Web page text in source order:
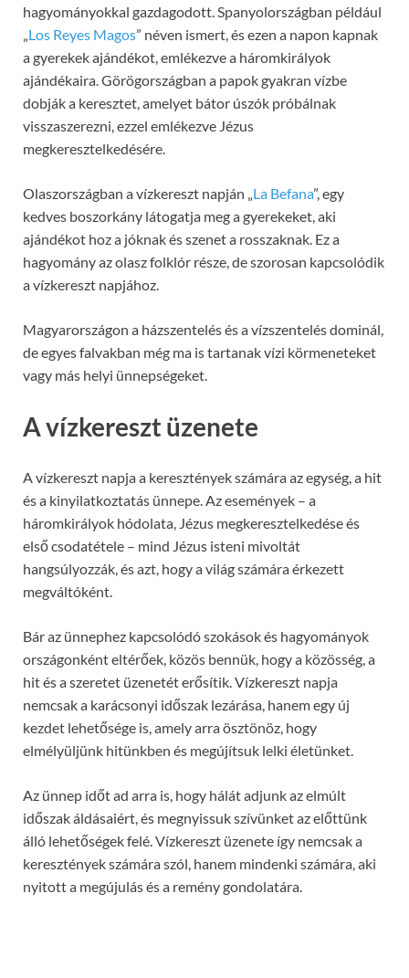
hagyományokkal gazdagodott. Spanyolországban például
„Los Reyes Magos” néven ismert, és ezen a napon kapnak
a gyerekek ajándékot, emlékezve a háromkirályok
ajándékaira. Görögországban a papok gyakran vízbe
dobják a keresztet, amelyet bátor úszók próbálnak
visszaszerezni, ezzel emlékezve Jézus
megkeresztelkedésére.
Olaszországban a vízkereszt napján „La Befana”, egy
kedves boszorkány látogatja meg a gyerekeket, aki
ajándékot hoz a jóknak és szenet a rosszaknak. Ez a
hagyomány az olasz folklór része, de szorosan kapcsolódik
a vízkereszt napjához.
Magyarországon a házszentelés és a vízszentelés dominál,
de egyes falvakban még ma is tartanak vízi körmeneteket
vagy más helyi ünnepségeket.
A vízkereszt üzenete
A vízkereszt napja a keresztények számára az egység, a hit
és a kinyilatkoztatás ünnepe. Az események – a
háromkirályok hódolata, Jézus megkeresztelkedése és
első csodatétele – mind Jézus isteni mivoltát
hangsúlyozzák, és azt, hogy a világ számára érkezett
megváltóként.
Bár az ünnephez kapcsolódó szokások és hagyományok
országonként eltérőek, közös bennük, hogy a közösség, a
hit és a szeretet üzenetét erősítik. Vízkereszt napja
nemcsak a karácsonyi időszak lezárása, hanem egy új
kezdet lehetősége is, amely arra ösztönöz, hogy
elmélyüljünk hitünkben és megújítsuk lelki életünket.
Az ünnep időt ad arra is, hogy hálát adjunk az elmúlt
időszak áldásaiért, és megnyissuk szívünket az előttünk
álló lehetőségek felé. Vízkereszt üzenete így nemcsak a
keresztények számára szól, hanem mindenki számára, aki
nyitott a megújulás és a remény gondolatára.